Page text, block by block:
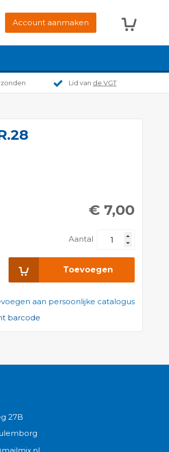
Account aanmaken
Lid van de VGT
€ 7,00
Aantal
Toevoegen
aan persoonlijke catalogus
barcode
27B